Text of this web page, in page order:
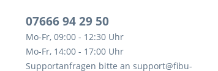
07666 94 29 50
Mo-Fr, 09:00 - 12:30 Uhr
Mo-Fr, 14:00 - 17:00 Uhr
Supportanfragen bitte an support@fibu-